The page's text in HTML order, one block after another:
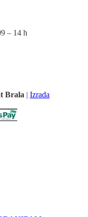
– 14 h
Brala | Izrada